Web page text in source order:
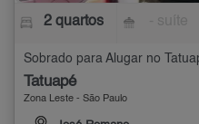
2 quartos
Sobrado para Alugar no
Tatuapé
Zona Leste - São Paulo